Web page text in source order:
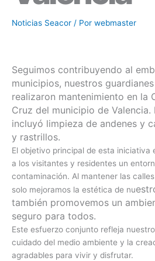
Noticias Seacor / Por webmaster
Seguimos contribuyendo al
municipios, nuestros
realizaron mantenimiento en la
Cruz del municipio de
incluyó limpieza de andenes y
y rastrillos.
El objetivo principal de esta iniciativa
a los visitantes y residentes un
contaminación. Al mantener las
solo mejoramos la estética de nu
también promovemos un
seguro para todos.
Este esfuerzo conjunto refleja
cuidado del medio ambiente y la
agradables para vivir y disfrutar.